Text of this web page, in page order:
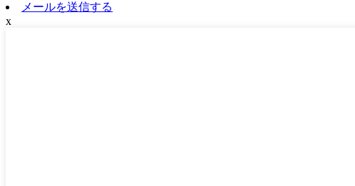
メールを送信する
x